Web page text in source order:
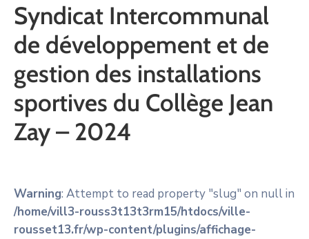
Syndicat Intercommunal
de développement et de
gestion des installations
sportives du Collège Jean
Zay – 2024
Warning: Attempt to read property "slug" on null in
/home/vill3-rouss3t13t3rm15/htdocs/ville-
rousset13.fr/wp-content/plugins/affichage-